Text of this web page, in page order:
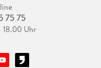
75 75
18.00 Uhr